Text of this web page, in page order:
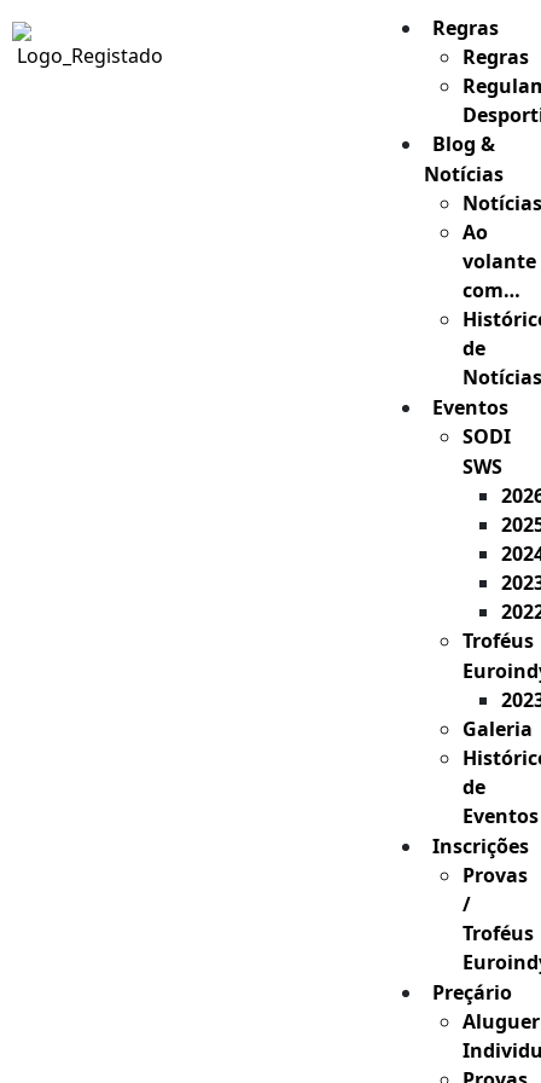
Regras
Regras
Blog &
Notícias
Notícias
Ao
volante
com…
de
Notícias
Eventos
SODI
SWS
Troféus
Galeria
de
Eventos
Inscrições
Provas
/
Troféus
Preçário
Aluguer